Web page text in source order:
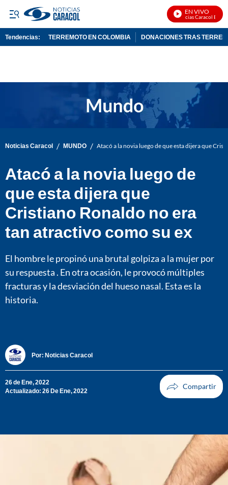
EN VIVO
Noticias Caracol En Vivo
Tendencias: TERREMOTO EN COLOMBIA DONACIONES TRAS
Noticias Caracol / MUNDO / Atacó a la novia luego de que esta dijera que
Atacó a la novia luego de
que esta dijera que
Cristiano Ronaldo no era
tan atractivo como su ex
El hombre le propinó una brutal golpiza a la mujer por
su respuesta . En otra ocasión, le provocó múltiples
fracturas y la desviación del hueso nasal. Esta es la
historia.
Por: Noticias Caracol
26 de Ene, 2022
Actualizado: 26 De Ene, 2022